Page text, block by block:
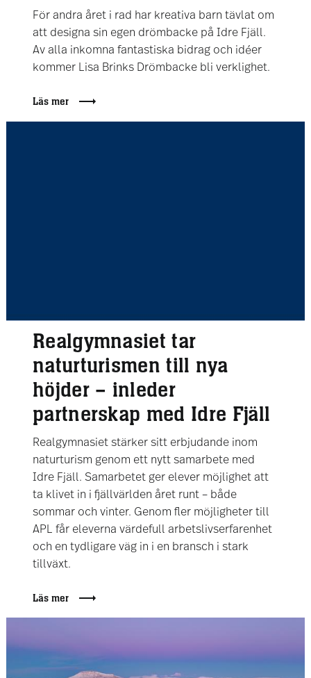
För andra året i rad har kreativa barn tävlat om
att designa sin egen drömbacke på Idre Fjäll.
Av alla inkomna fantastiska bidrag och idéer
kommer Lisa Brinks Drömbacke bli verklighet.
Läs mer
Realgymnasiet tar
naturturismen till nya
höjder – inleder
partnerskap med Idre Fjäll
Realgymnasiet stärker sitt erbjudande inom
naturturism genom ett nytt samarbete med
Idre Fjäll. Samarbetet ger elever möjlighet att
ta klivet in i fjällvärlden året runt – både
sommar och vinter. Genom fler möjligheter till
APL får eleverna värdefull arbetslivserfarenhet
och en tydligare väg in i en bransch i stark
tillväxt.
Läs mer